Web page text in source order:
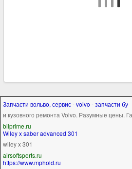
Запчасти вольво, сервис - volvo - запчасти бу
и кузовного ремонта Volvo. Разумные цены.
bilprime.ru
Wiley x saber advanced 301
wiley x 301
airsoftsports.ru
https://www.mphold.ru